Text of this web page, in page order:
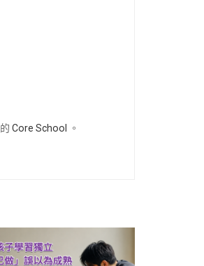
Core School 。